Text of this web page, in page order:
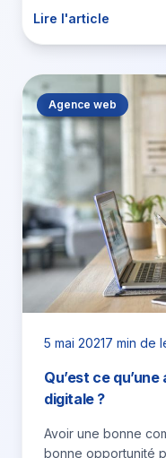
Lire l'article
Agence web
5 mai 20217 min de
Qu’est ce
digitale ?
Avoir une bonne
bonne opportunité